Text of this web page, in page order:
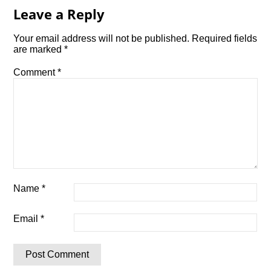
Leave a Reply
Your email address will not be published. Required fields
are marked*
Comment*
Name*
Email*